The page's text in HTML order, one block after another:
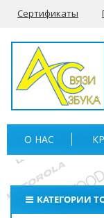
Сертификаты
О НАС
КАТЕГОРИИ